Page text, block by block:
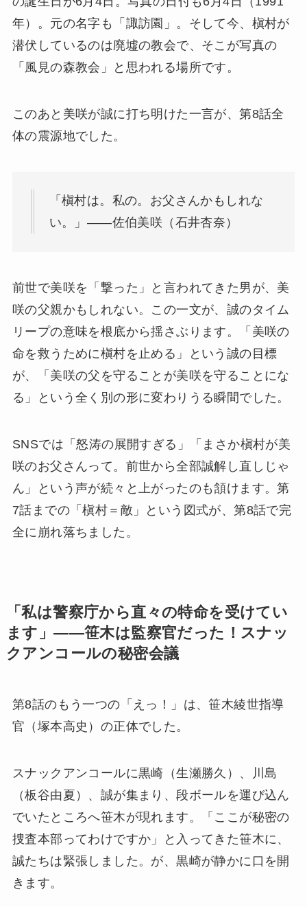
年）。元の名字も「諏訪園」。そして今、槇村が
潜伏しているのは廃墟の教会で、そこが写真の
「風見の森教会」と思われる場所です。
このあと美咲が誠に打ち明けた一言が、第8話全
体の震源地でした。
「槇村は。私の。お父さんかもしれな
い。」——佐伯美咲（石井杏奈）
前世で美咲を「撃った」と言われてきた男が、美
咲の父親かもしれない。この一文が、誠のタイム
リープの意味を根底から揺さぶります。「美咲の
命を救うために槇村を止める」という誠の目標
が、「美咲の父を守ることが美咲を守ることにな
る」という全く別の形に変わりうる瞬間でした。
SNSでは「怒涛の展開すぎる」「まさか槇村が美
咲のお父さんって。前世から全部誠解し直しじゃ
ん」という声が続々と上がったのも頷けます。第
7話までの「槇村＝敵」という図式が、第8話で完
全に崩れ落ちました。
「私は警察庁から直々の特命を受けてい
ます」——笹木は監察官だった！スナッ
クアンコールの秘密会議
第8話のもう一つの「えっ！」は、笹木綾世指導
官（塚本高史）の正体でした。
スナックアンコールに黒崎（生瀬勝久）、川島
（板谷由夏）、誠が集まり、段ボールを運び込ん
でいたところへ笹木が現れます。「ここが秘密の
捜査本部ってわけですか」と入ってきた笹木に、
誠たちは緊張しました。が、黒崎が静かに口を開
きます。